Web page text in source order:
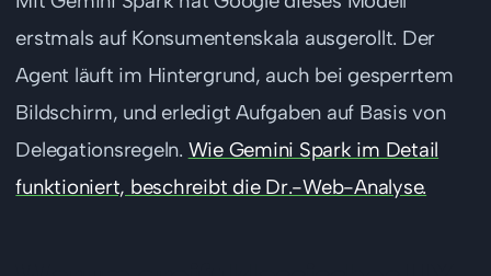
erstmals auf Konsumentenskala ausgerollt. Der
Agent läuft im Hintergrund, auch bei gesperrtem
Bildschirm, und erledigt Aufgaben auf Basis von
Delegationsregeln. Wie Gemini Spark im Detail
funktioniert, beschreibt die Dr.-Web-Analyse.